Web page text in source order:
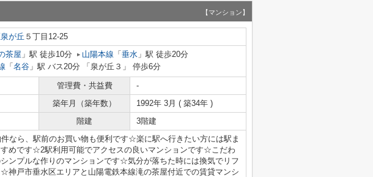
【マンション】
泉が丘 ５丁目12-25
茶屋 」駅 徒歩10分 山陽本線 「 垂水 」駅 徒歩20分
「 名谷 」駅 バス20分 「泉が丘３」 停歩6分
管理費・共益費
-
築年月（築年数）
1992年 3月 ( 築34年 )
階建 3階建
なら、駅前のお買い物も便利です☆楽に駅へ行きたい方には駅ま
めです☆2駅利用可能でアクセスの良いマンションです☆こだわ
ンプルな作りのマンションです☆気分が落ちた時には換気でリフ
神戸市垂水区エリアと山陽電鉄本線滝の茶屋付近での賃貸マンシ